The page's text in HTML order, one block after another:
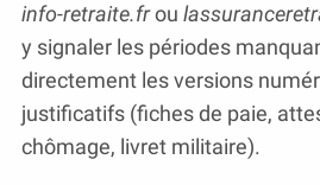
info-retraite.frou
y signaler les périodes
directement les versions
justificatifs (fiches de paie,
chômage, livret militaire).